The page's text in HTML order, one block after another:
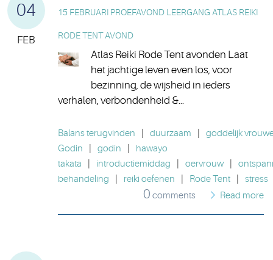
04
FEB
15 FEBRUARI PROEFAVOND LEERGANG ATLAS REIKI
RODE TENT AVOND
Atlas Reiki Rode Tent avonden Laat
het jachtige leven even los, voor
bezinning, de wijsheid in ieders
verhalen, verbondenheid &...
Balans terugvinden duurzaam
goddelijk
Godin
godin
hawayo
takata
introductiemiddag oervrouw
behandeling
reiki oefenen Rode Tent stress
0 comments Read more